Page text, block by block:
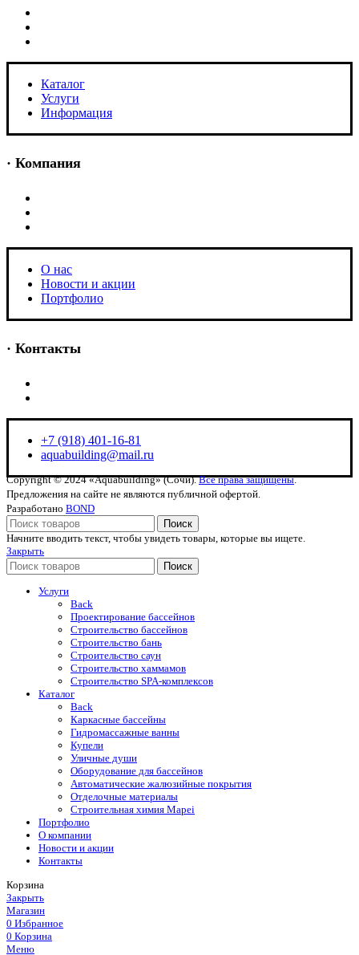
Каталог
Услуги
Информация
· Компания
O нас
Новости и акции
Портфолио
· Контакты
+7 (918) 401-16-81
aquabuilding@mail.ru
Copyright © 2024 «Aquabuilding» (Сочи).Все права защищены.
Предложения на сайте не являются публичной офертой.
Разработано BOND
Поиск
Начните вводить текст, чтобы увидеть товары, которые вы ищете.
Закрыть
Поиск
Услуги
Back
Проектирование бассейнов
Строительство бассейнов
Строительство бань
Строительство саун
Строительство хаммамов
Строительство SPA-комплексов
Каталог
Back
Каркасные бассейны
Гидромассажные ванны
Купели
Уличные души
Оборудование для бассейнов
Автоматические жалюзийные покрытия
Отделочные материалы
Строительная химия Mapei
Портфолио
O компании
Новости и акции
Контакты
Корзина
Закрыть
Магазин
0 Избранное
0 Корзина
Меню